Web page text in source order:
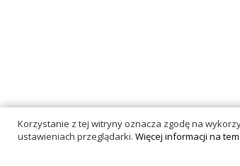
Korzystanie z tej witryny oznacza zgodę na
ustawieniach przeglądarki. Więcej informacji na